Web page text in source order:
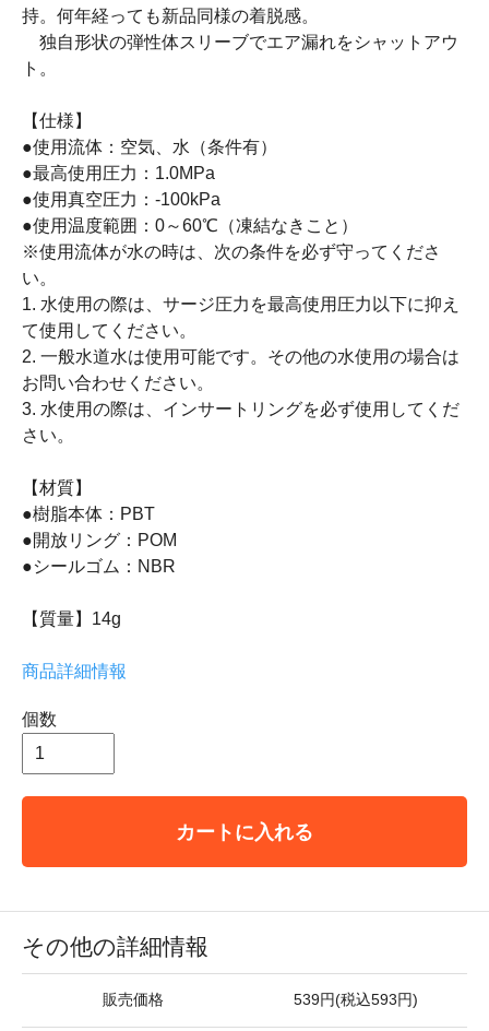
持。何年経っても新品同様の着脱感。
独自形状の弾性体スリーブでエア漏れをシャットアウ
ト。
【仕様】
●使用流体：空気、水（条件有）
●最高使用圧力：1.0MPa
●使用真空圧力：-100kPa
●使用温度範囲：0～60℃（凍結なきこと）
※使用流体が水の時は、次の条件を必ず守ってくださ
い。
1. 水使用の際は、サージ圧力を最高使用圧力以下に抑え
て使用してください。
2. 一般水道水は使用可能です。その他の水使用の場合は
お問い合わせください。
3. 水使用の際は、インサートリングを必ず使用してくだ
さい。
【材質】
●樹脂本体：PBT
●開放リング：POM
●シールゴム：NBR
【質量】14g
商品詳細情報
個数
カートに入れる
その他の詳細情報
販売価格 539円(税込593円)